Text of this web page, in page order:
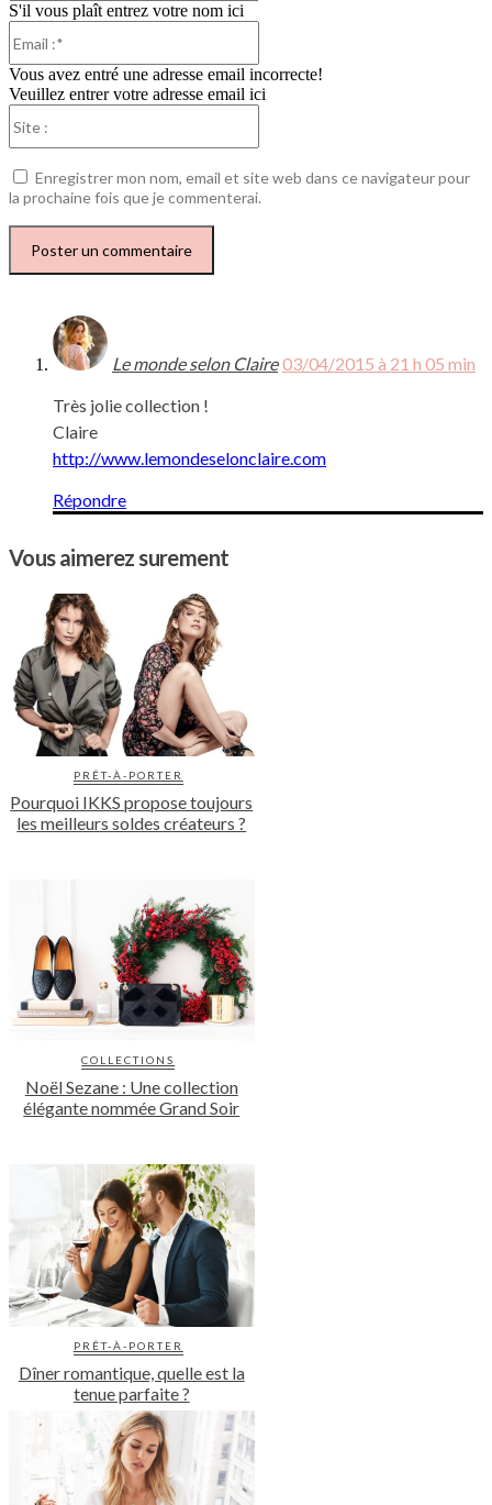
Le monde selon Claire 03/04/2015 à 21 h 05 min
Très jolie collection !
Claire
http://www.lemondeselonclaire.com
Répondre
S'il vous plaît entrez votre nom ici
Vous avez entré une adresse email incorrecte!
Veuillez entrer votre adresse email ici
Enregistrer mon nom, email et site web dans ce navigateur pour
la prochaine fois que je commenterai.
Vous aimerez surement
PRÊT-À-PORTER
Pourquoi IKKS propose toujours
les meilleurs soldes créateurs ?
COLLECTIONS
Noël Sezane : Une collection
élégante nommée Grand Soir
PRÊT-À-PORTER
Dîner romantique, quelle est la
tenue parfaite ?